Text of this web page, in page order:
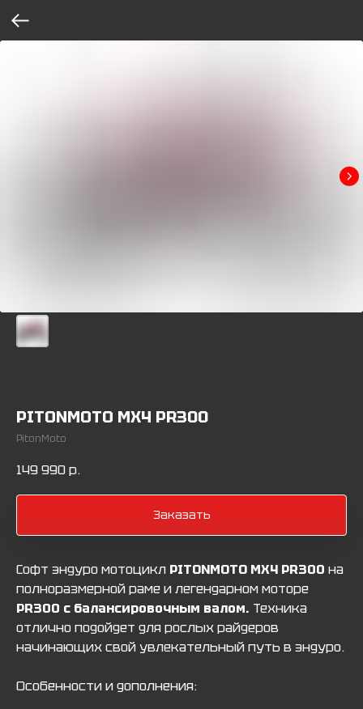
PITONMOTO MX4 PR300
PitonMoto
149 990р.
Заказать
Софт эндуро мотоцикл PITONMOTO MX4 PR300 на
полноразмерной раме и легендарном моторе
PR300 с балансировочным валом. Техника
отлично подойдет для рослых райдеров
начинающих свой увлекательный путь в эндуро.
Особенности и дополнения: